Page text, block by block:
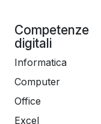
Competenze
digitali
Informatica
Computer
Office
Excel